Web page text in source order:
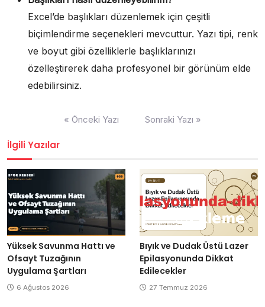
Excel’de başlıkları düzenlemek için çeşitli
biçimlendirme seçenekleri mevcuttur. Yazı tipi, renk
ve boyut gibi özelliklerle başlıklarınızı
özelleştirerek daha profesyonel bir görünüm elde
edebilirsiniz.
« Önceki Yazı Sonraki Yazı »
İlgili Yazılar
Yüksek Savunma Hattı ve
Ofsayt Tuzağının
Uygulama Şartları
6 Ağustos 2026
Bıyık ve Dudak Üstü Lazer
Epilasyonunda Dikkat
Edilecekler
27 Temmuz 2026